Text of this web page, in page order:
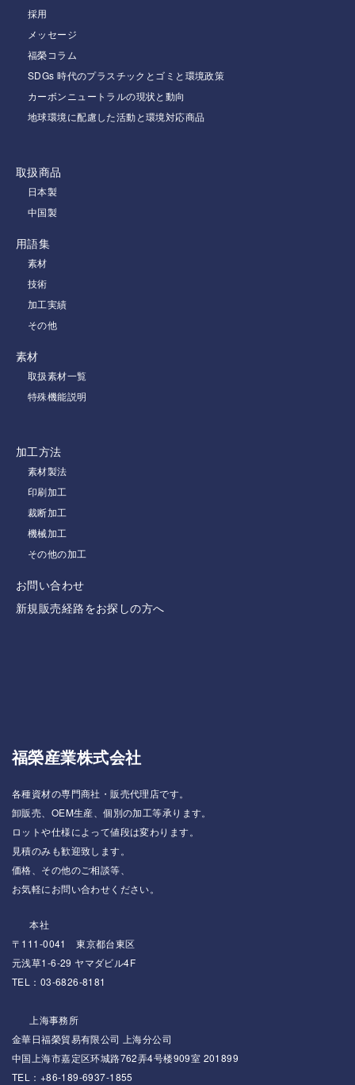
採用
メッセージ
福榮コラム
SDGs 時代のプラスチックとゴミと環境政策
カーボンニュートラルの現状と動向
地球環境に配慮した活動と環境対応商品
取扱商品
日本製
中国製
用語集
素材
技術
加工実績
その他
素材
取扱素材一覧
特殊機能説明
加工方法
素材製法
印刷加工
裁断加工
機械加工
その他の加工
お問い合わせ
新規販売経路をお探しの方へ
福榮産業株式会社
各種資材の専門商社・販売代理店です。
卸販売、OEM生産、個別の加工等承ります。
ロットや仕様によって値段は変わります。
見積のみも歓迎致します。
価格、その他のご相談等、
お気軽にお問い合わせください。
本社
〒111-0041 東京都台東区
元浅草1-6-29 ヤマダビル4F
TEL：03-6826-8181
上海事務所
金華日福榮貿易有限公司 上海分公司
中国上海市嘉定区环城路762弄4号楼909室 201899
TEL：+86-189-6937-1855